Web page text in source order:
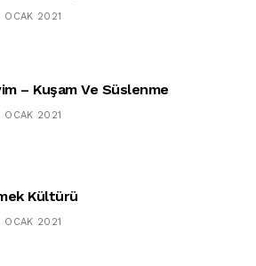
OCAK 2021
– Kuşam Ve Süslenme
OCAK 2021
Kültürü
OCAK 2021